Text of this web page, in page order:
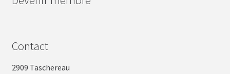
Contact
2909 Taschereau